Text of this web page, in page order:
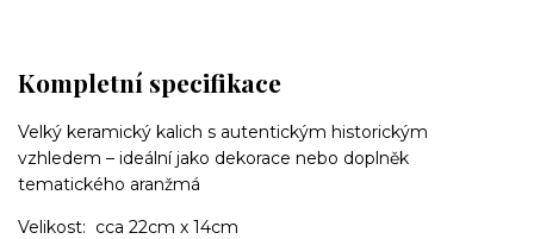
Kompletní specifikace
Velký keramický kalich s autentickým historickým
vzhledem – ideální jako dekorace nebo doplněk
tematického aranžmá
Velikost: cca 22cm x 14cm